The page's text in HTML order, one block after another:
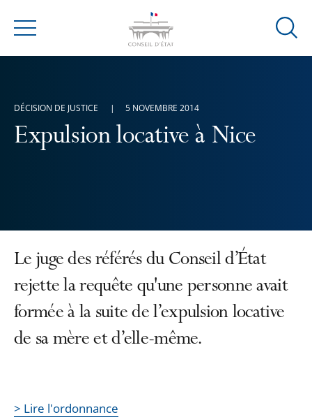
Menu
Ouvrir
Expulsion locative à Nice
DÉCISION DE JUSTICE 5 NOVEMBRE 2014
Le juge des référés du Conseil d’État
rejette la requête qu'une personne avait
formée à la suite de l’expulsion locative
de sa mère et d’elle-même.
> Lire l'ordonnance